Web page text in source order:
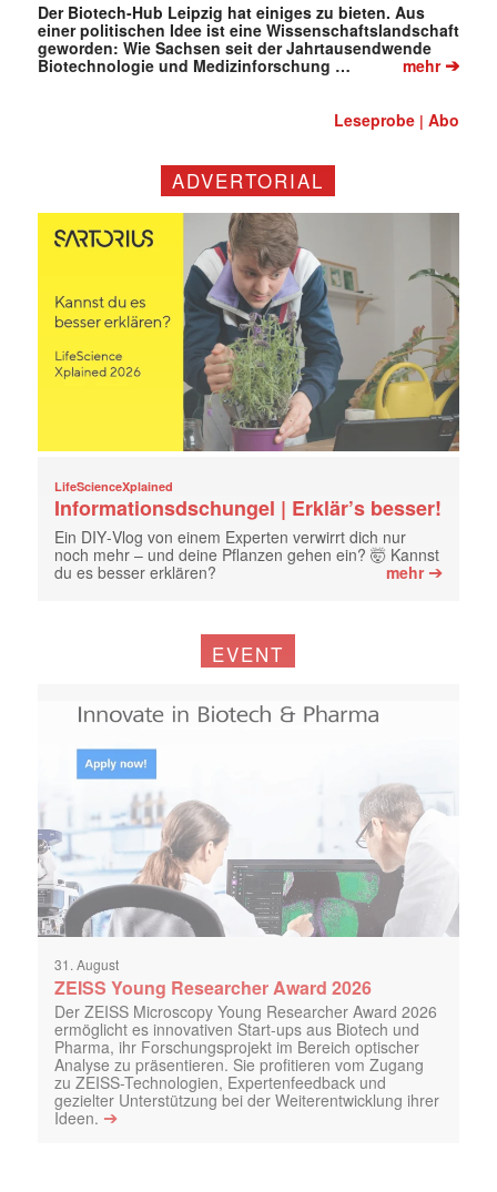
Der Biotech-Hub Leipzig hat einiges zu bieten. Aus
einer politischen Idee ist eine Wissenschaftslandschaft
geworden: Wie Sachsen seit der Jahrtausendwende
Biotechnologie und Medizinforschung …
mehr➔
Leseprobe |Abo
ADVERTORIAL
LifeScienceXplained
Informationsdschungel | Erklär’s besser!
Ein DIY‑Vlog von einem Experten verwirrt dich nur
noch mehr – und deine Pflanzen gehen ein? 🤯 Kannst
du es besser erklären?
mehr➔
EVENT
31. August
ZEISS Young Researcher Award 2026
Der ZEISS Microscopy Young Researcher Award 2026
ermöglicht es innovativen Start-ups aus Biotech und
Pharma, ihr Forschungsprojekt im Bereich optischer
Analyse zu präsentieren. Sie profitieren vom Zugang
zu ZEISS-Technologien, Expertenfeedback und
gezielter Unterstützung bei der Weiterentwicklung ihrer
Ideen. ➔